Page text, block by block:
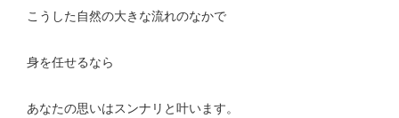
こうした自然の大きな流れのなかで
身を任せるなら
あなたの思いはスンナリと叶います。